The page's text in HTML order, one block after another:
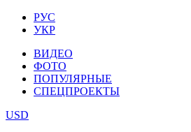
РУС
УКР
ВИДЕО
ФОТО
ПОПУЛЯРНЫЕ
СПЕЦПРОЕКТЫ
USD